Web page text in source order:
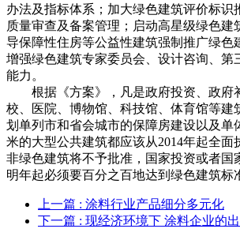
办法及指标体系；加大绿色建筑评价标识
质量审查及备案管理；启动高星级绿色建
导保障性住房等公益性建筑强制推广绿色
增强绿色建筑专家委员会、设计咨询、第
能力。
根据《方案》，凡是政府投资、政府
校、医院、博物馆、科技馆、体育馆等建
划单列市和省会城市的保障房建设以及单
米的大型公共建筑都应该从2014年起全面
非绿色建筑将不予批准，国家投资或者国
明年起必须要百分之百地达到绿色建筑标
上一篇 : 涂料行业产品细分多元化
下一篇 : 现经济环境下 涂料企业的